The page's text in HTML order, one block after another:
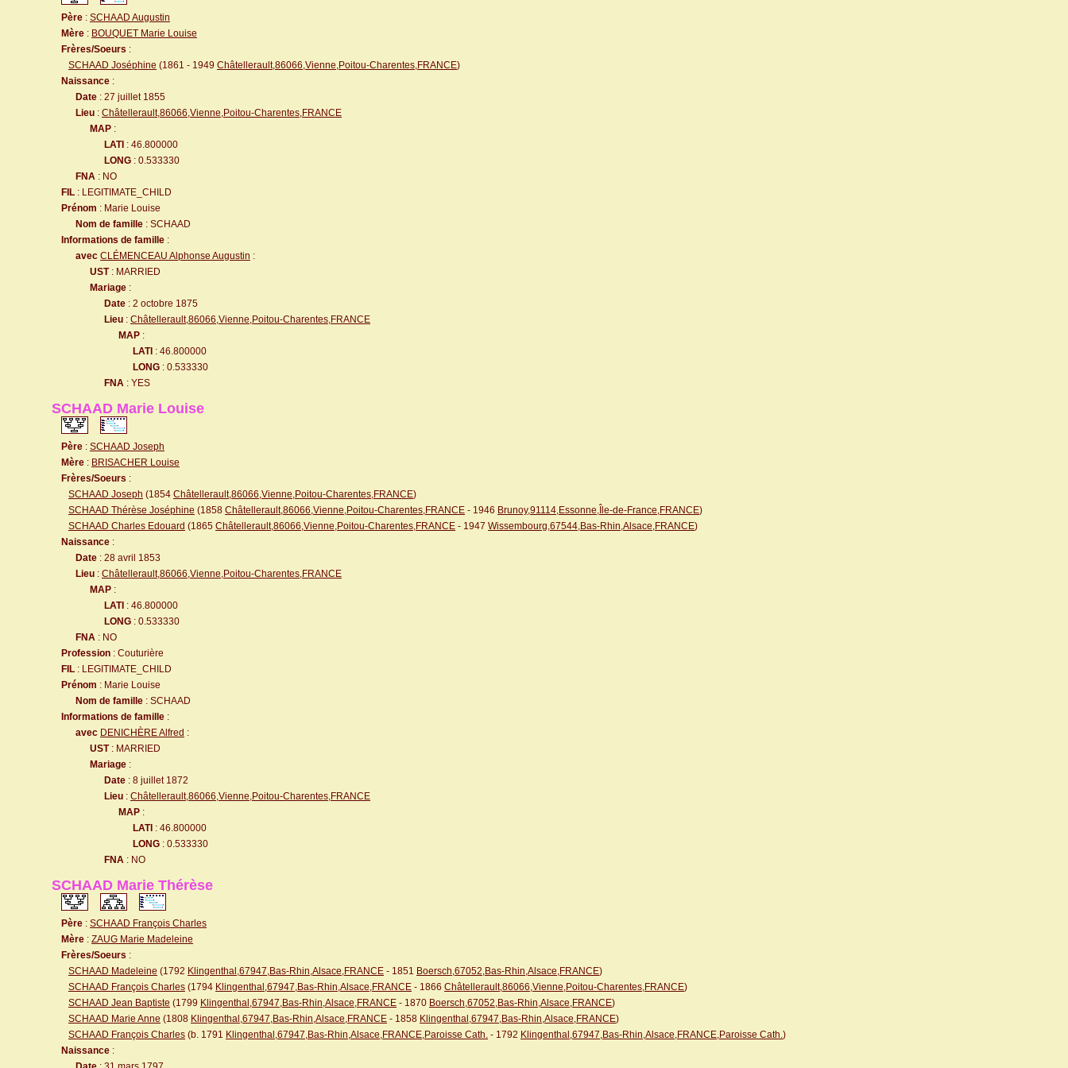
Père : SCHAAD Augustin
Mère : BOUQUET Marie Louise
Frères/Soeurs :
SCHAAD Joséphine (1861 - 1949 Châtellerault,86066,Vienne,Poitou-Charentes,FRANCE)
Naissance :
Date : 27 juillet 1855
Lieu : Châtellerault,86066,Vienne,Poitou-Charentes,FRANCE
MAP :
LATI : 46.800000
LONG : 0.533330
FNA : NO
FIL : LEGITIMATE_CHILD
Prénom : Marie Louise
Nom de famille : SCHAAD
Informations de famille :
avec CLÉMENCEAU Alphonse Augustin :
UST: MARRIED
Mariage :
Date : 2 octobre 1875
Lieu : Châtellerault,86066,Vienne,Poitou-Charentes,FRANCE
MAP :
LATI : 46.800000
LONG : 0.533330
FNA : YES
SCHAAD Marie Louise
Père : SCHAAD Joseph
Mère : BRISACHER Louise
Frères/Soeurs :
SCHAAD Joseph (1854 Châtellerault,86066,Vienne,Poitou-Charentes,FRANCE)
SCHAAD Thérèse Joséphine (1858 Châtellerault,86066,Vienne,Poitou-Charentes,FRANCE - 1946 Brunoy,91114,Essonne,Île-de-France,FRANCE)
SCHAAD Charles Edouard (1865 Châtellerault,86066,Vienne,Poitou-Charentes,FRANCE - 1947 Wissembourg,67544,Bas-Rhin,Alsace,FRANCE)
Naissance :
Date : 28 avril 1853
Lieu : Châtellerault,86066,Vienne,Poitou-Charentes,FRANCE
MAP :
LATI : 46.800000
LONG : 0.533330
FNA : NO
Profession : Couturière
FIL : LEGITIMATE_CHILD
Prénom : Marie Louise
Nom de famille : SCHAAD
Informations de famille :
avec DENICHÈRE Alfred :
UST: MARRIED
Mariage :
Date : 8 juillet 1872
Lieu : Châtellerault,86066,Vienne,Poitou-Charentes,FRANCE
MAP :
LATI : 46.800000
LONG : 0.533330
FNA : NO
SCHAAD Marie Thérèse
Père : SCHAAD François Charles
Mère : ZAUG Marie Madeleine
Frères/Soeurs :
SCHAAD Madeleine (1792 Klingenthal,67947,Bas-Rhin,Alsace,FRANCE - 1851 Boersch,67052,Bas-Rhin,Alsace,FRANCE)
SCHAAD François Charles (1794 Klingenthal,67947,Bas-Rhin,Alsace,FRANCE - 1866 Châtellerault,86066,Vienne,Poitou-Charentes,FRANCE)
SCHAAD Jean Baptiste (1799 Klingenthal,67947,Bas-Rhin,Alsace,FRANCE - 1870 Boersch,67052,Bas-Rhin,Alsace,FRANCE)
SCHAAD Marie Anne (1808 Klingenthal,67947,Bas-Rhin,Alsace,FRANCE - 1858 Klingenthal,67947,Bas-Rhin,Alsace,FRANCE)
SCHAAD François Charles (b. 1791 Klingenthal,67947,Bas-Rhin,Alsace,FRANCE,Paroisse Cath. - 1792 Klingenthal,67947,Bas-Rhin,Alsace,FRANCE,Paroisse Cath.)
Naissance :